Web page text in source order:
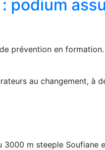
podium
prévention en
au changement, à
m steeple Soufiane